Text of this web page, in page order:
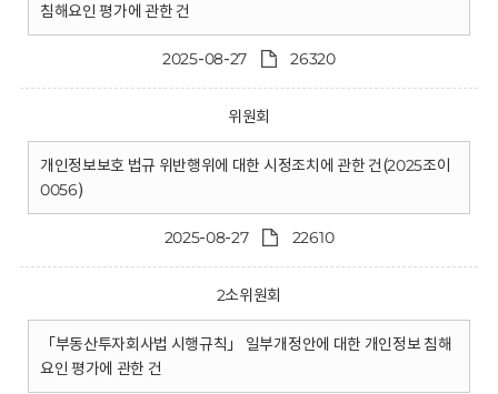
침해요인 평가에 관한 건
2025-08-27 26320
위원회
개인정보보호 법규 위반행위에 대한 시정조치에 관한 건(2025조이
0056)
2025-08-27 22610
2소위원회
「부동산투자회사법 시행규칙」 일부개정안에 대한 개인정보 침해
요인 평가에 관한 건